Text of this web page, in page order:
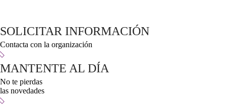
SOLICITAR INFORMACIÓN
Contacta con la organización
MANTENTE AL DÍA
No te pierdas
las novedades